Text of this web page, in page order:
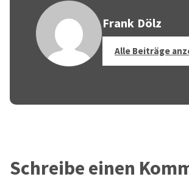
Frank Dölz
Alle Beiträge
Schreibe einen